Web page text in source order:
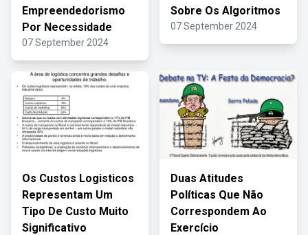
Empreendedorismo
Por Necessidade
07 September 2024
Sobre Os Algoritmos
07 September 2024
Os Custos Logisticos
Representam Um
Tipo De Custo Muito
Significativo
Duas Atitudes
Políticas Que Não
Correspondem Ao
Exercício